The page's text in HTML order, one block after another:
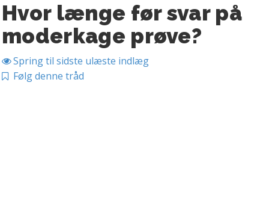
Hvor længe før svar på
moderkage prøve?
Spring til sidste ulæste indlæg
Følg denne tråd